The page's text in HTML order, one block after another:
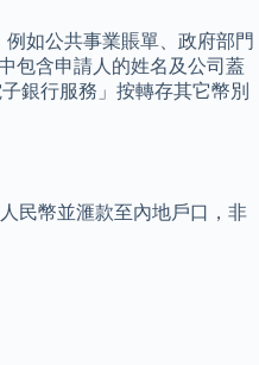
如公共事業賬單、政府部門
包含申請人的姓名及公司蓋
銀行服務」按轉存其它幣別
民幣並滙款至內地戶口，非